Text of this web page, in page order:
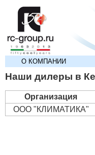
О КОМПАНИИ
Наши дилеры в
Организация
ООО "КЛИМАТИКА"